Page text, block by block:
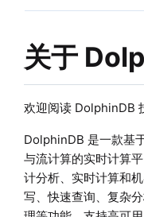
关于
欢迎阅读 DolphinDB
DolphinDB 是一款基
与流计算的实时计算
计分析、实时计算和
写、快速查询、复杂